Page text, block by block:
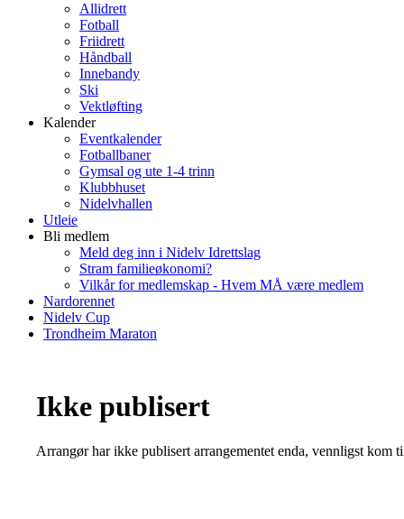
Allidrett
Fotball
Friidrett
Håndball
Innebandy
Ski
Vektløfting
Kalender
Eventkalender
Fotballbaner
Gymsal og ute 1-4 trinn
Klubbhuset
Nidelvhallen
Utleie
Bli medlem
Meld deg inn i Nidelv Idrettslag
Stram familieøkonomi?
Vilkår for medlemskap - Hvem MÅ være medlem
Nardorennet
Nidelv Cup
Trondheim Maraton
Ikke publisert
Arrangør har ikke publisert arrangementet enda, vennligst kom